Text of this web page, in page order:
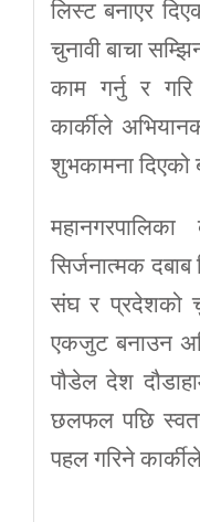
लिस्ट बनाएर
चुनावी बाचा
काम गर्नु र
कार्कीले
शुभकामना दिएको
सिर्जनात्मक
संघ र प्रदेशको
एकजुट बनाउन
पौडेल देश
छलफल पछि
पहल गरिने